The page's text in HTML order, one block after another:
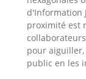
d'Information
proximité est
pour
public en les